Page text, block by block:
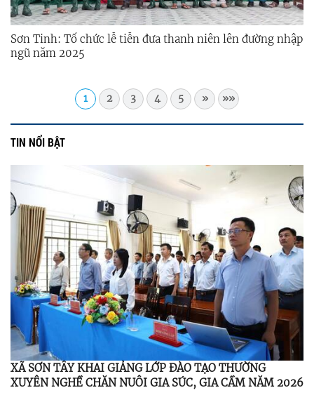
Sơn Tinh: Tổ chức lễ tiễn đưa thanh niên lên đường nhập
ngũ năm 2025
1 2 3 4 5 » »»
TIN NỔI BẬT
XÃ SƠN TÂY KHAI GIẢNG LỚP ĐÀO TẠO THƯỜNG
XUYÊN NGHỀ CHĂN NUÔI GIA SÚC, GIA CẦM NĂM 2026